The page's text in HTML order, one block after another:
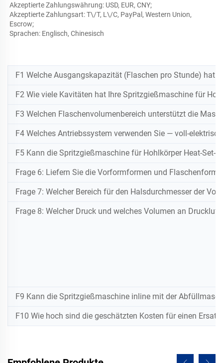
Akzeptierte Zahlungswährung: USD, EUR, CNY;
Akzeptierte Zahlungsart: T\/T, L\/C, PayPal, Western Union,
Escrow;
Sprachen: Englisch, Chinesisch
F1 Welche Ausgangskapazität (Flaschen pro Stunde) hat
F2 Wie viele Kavitäten hat Ihre Spritzgießmaschine für
F3 Welchen Flaschenvolumenbereich unterstützt die
F4 Welches Antriebssystem verwenden Sie — voll-
F5 Kann die Spritzgießmaschine für Hohlkörper Heat-
Frage 6: Liefern Sie die Vorformformen und
Frage 7: Welcher Bereich für den Halsdurchmesser der
Frage 8: Welcher Druck und welches Volumen an
F9 Kann die Spritzgießmaschine inline mit der
F10 Wie hoch sind die geschätzten Kosten für einen